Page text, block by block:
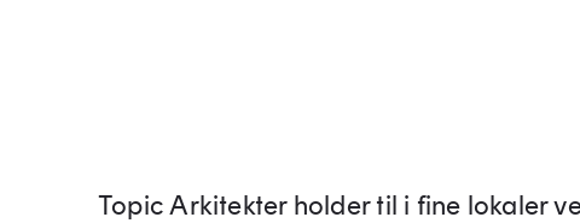
Topic Arkitekter holder til i fine lokaler